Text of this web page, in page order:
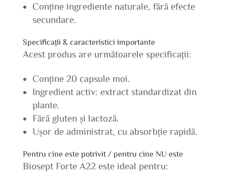
Conține ingrediente naturale, fără efecte
secundare.
Specificații & caracteristici importante
Acest produs are următoarele specificații:
Conține 20 capsule moi.
Ingredient activ: extract standardizat din
plante.
Fără gluten și lactoză.
Ușor de administrat, cu absorbție rapidă.
Pentru cine este potrivit / pentru cine NU este
Biosept Forte A22 este ideal pentru: